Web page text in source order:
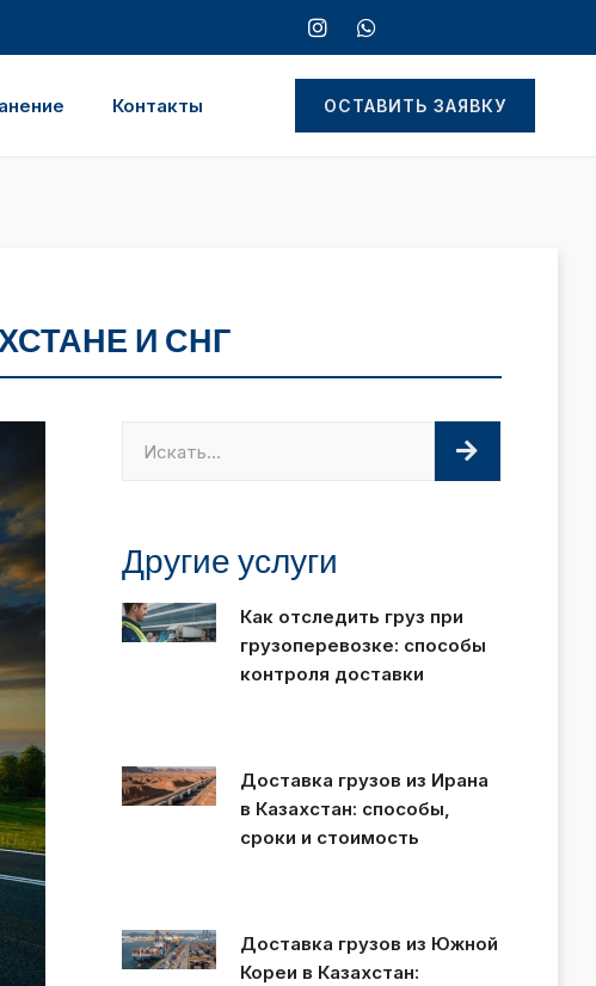
Контакты ОСТАВИТЬ ЗАЯВКУ
И СНГ
Другие услуги
Как отследить груз при
грузоперевозке: способы
контроля доставки
Доставка грузов из Ирана
в Казахстан: способы,
сроки и стоимость
Доставка грузов из Южной
Кореи в Казахстан: